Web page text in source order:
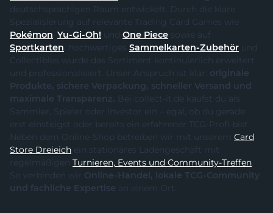
deutschsprachigen Raum entwickelt. Durch die klare
Spezialisierung auf relevante Trading Card Games wie
Pokémon, Yu-Gi-Oh! und One Piece sowie auf
Sportkarten , hochwertiges Sammelkarten-Zubehör
Collectibles wurde das Sortiment kontinuierlich erweitert
und professionalisiert. Unser Anspruch ist klar: originale
Produkte, sichere Verpackung, schneller Versand und
maximale Transparenz. Bei collect-it.de kaufst du als
Sammler, Spieler oder Investor ein – egal, ob du gerade
erst einsteigst oder bereits ein erfahrener TCG-Profi bist.
Neben dem Online-Shop betreiben wir mit unserem Card
Store Dreieich ein stationäres Ladengeschäft mit
regelmäßigen
Turnieren, Events und Community-Treffen.
So verbinden wir Online-Handel, lokale TCG-Community
und fachliche Expertise an einem Ort.